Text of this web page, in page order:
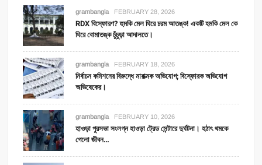
grambangla FEBRUARY 28, 2026
RDX বিস্ফোরণ? হুমকি মেল ঘিরে চরম আতঙ্ক! একটি হমকি মেল কে
ঘিরে বোমাতঙ্ক চুঁচুড়া আদালতে।
grambangla FEBRUARY 18, 2026
নির্বাচন কমিশনের বিরুদ্ধে মারাত্মক অভিযোগ; বিস্ফোরক অভিযোগ
অভিষেকের।
grambangla FEBRUARY 10, 2026
হাওড়া পুরসভা সংলগ্ন হাওড়া ট্রেড সেন্টারে দুর্ঘটনা। হঠাৎ থমকে
গেলো জীবন…